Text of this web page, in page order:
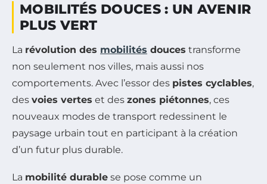
MOBILITÉS DOUCES : UN AVENIR
PLUS VERT
La révolution des mobilités douces transforme
non seulement nos villes, mais aussi nos
comportements. Avec l’essor des pistes cyclables,
des voies vertes et des zones piétonnes, ces
nouveaux modes de transport redessinent le
paysage urbain tout en participant à la création
d’un futur plus durable.
La mobilité durable se pose comme un